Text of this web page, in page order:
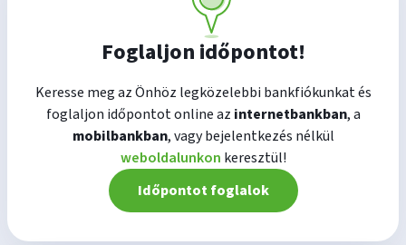
Foglaljon időpontot!
Keresse meg az Önhöz legközelebbi bankfiókunkat és
foglaljon időpontot online az internetbankban, a
mobilbankban, vagy bejelentkezés nélkül
weboldalunkon keresztül!
Időpontot foglalok